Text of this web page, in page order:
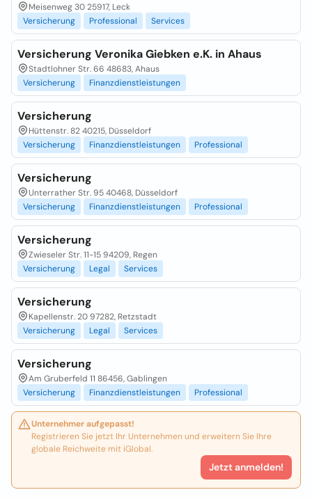
Meisenweg 30 25917, Leck
Versicherung
Professional Services
Versicherung Veronika Giebken e.K. in Ahaus
Stadtlohner Str. 66 48683, Ahaus
Versicherung
Finanzdienstleistungen
Versicherung
Hüttenstr. 82 40215, Düsseldorf
Versicherung
Finanzdienstleistungen Professional
Versicherung
Unterrather Str. 95 40468, Düsseldorf
Versicherung
Finanzdienstleistungen Professional
Versicherung
Zwieseler Str. 11-15 94209, Regen
Versicherung
Legal Services
Versicherung
Kapellenstr. 20 97282, Retzstadt
Versicherung
Legal Services
Versicherung
Am Gruberfeld 11 86456, Gablingen
Versicherung
Finanzdienstleistungen Professional
Unternehmer aufgepasst!
Registrieren Sie jetzt Ihr Unternehmen und erweitern Sie Ihre
globale Reichweite mit iGlobal.
Jetzt anmelden!